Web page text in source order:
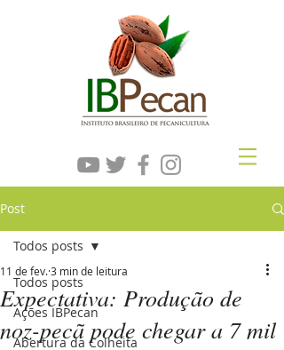
Post
Todos posts
Ações IBPecan
Abertura da Colheita
Todos posts
Expectativa: Produção de
noz-pecã pode chegar a 7 mil
11 de fev.3 min de leitura